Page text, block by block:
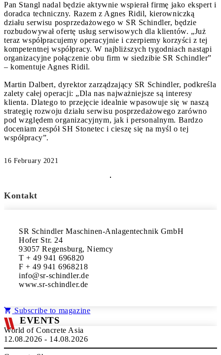
Pan Stangl nadal będzie aktywnie wspierał firmę jako ekspert i
doradca techniczny. Razem z Agnes Ridil, kierowniczką
działu serwisu posprzedażowego w SR Schindler, będzie
rozbudowywał ofertę usług serwisowych dla klientów. „Już
teraz współpracujemy operacyjnie i czerpiemy korzyści z tej
kompetentnej współpracy. W najbliższych tygodniach nastąpi
organizacyjne połączenie obu firm w siedzibie SR Schindler”
– komentuje Agnes Ridil.
Martin Dalbert, dyrektor zarządzający SR Schindler, podkreśla
zalety całej operacji: „Dla nas najważniejsze są interesy
klienta. Dlatego to przejęcie idealnie wpasowuje się w naszą
strategię rozwoju działu serwisu posprzedażowego zarówno
pod względem organizacyjnym, jak i personalnym. Bardzo
doceniam zespół SH Stonetec i cieszę się na myśl o tej
współpracy”.
16 February 2021
Kontakt
SR Schindler Maschinen-Anlagentechnik GmbH
Hofer Str. 24
93057 Regensburg, Niemcy
T + 49 941 696820
F + 49 941 6968218
info@sr-schindler.de
www.sr-schindler.de
Subscribe to magazine
EVENTS
World of Concrete Asia
12.08.2026 - 14.08.2026